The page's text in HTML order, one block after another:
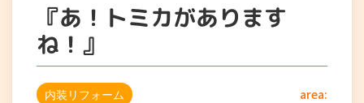
『あ！トミカがあります
ね！』
内装リフォーム area: